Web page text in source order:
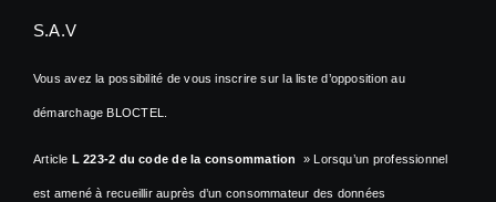
S.A.V
Vous avez la possibilité de vous inscrire sur la liste d’opposition au
démarchage BLOCTEL.
Article L 223-2 du code de la consommation » Lorsqu’un professionnel
est amené à recueillir auprès d’un consommateur des données